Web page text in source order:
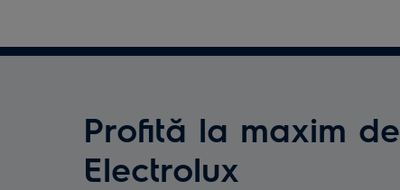
Profită la maxim de
Electrolux